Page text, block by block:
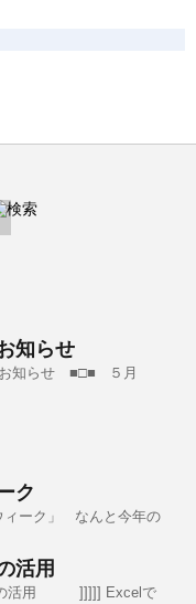
知らせ
知らせ ■□■ ５月
ク
ィーク」 なんと今年の
活用
の活用 ]]]]] Excelで